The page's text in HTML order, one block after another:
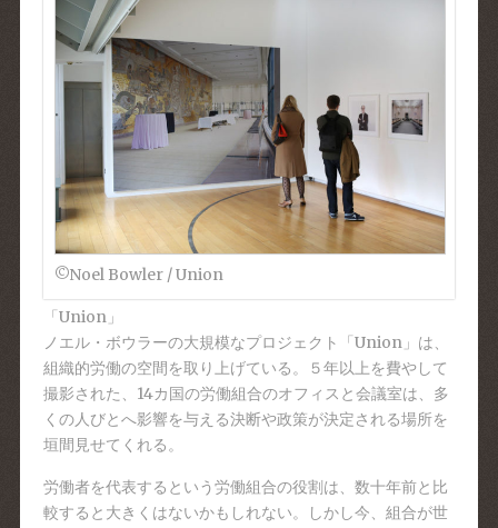
©Noel Bowler / Union
「Union」
ノエル・ボウラーの大規模なプロジェクト「Union」 は、
組織的労働の空間を取り上げている。５年以上を費やして
撮影された、14カ国の労働組合のオフィスと会議室は、多
くの人びとへ影響を与える決断や政策が決定される場所を
垣間見せてくれる。
労働者を代表するという労働組合の役割は、数十年前と比
較すると大きくはないかもしれない。しかし今、組合が世